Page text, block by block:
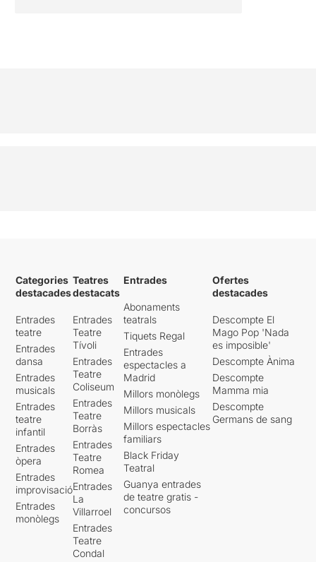
Categories
destacades
Entrades
teatre
Entrades
dansa
Entrades
musicals
Entrades
teatre
infantil
Entrades
òpera
Entrades
improvisació
Entrades
monòlegs
Teatres
destacats
Entrades
Teatre
Tívoli
Entrades
Teatre
Coliseum
Entrades
Teatre
Borràs
Entrades
Teatre
Romea
Entrades
La
Villarroel
Entrades
Teatre
Condal
Entrades
Abonaments
teatrals
Tiquets Regal
Entrades
espectacles a
Madrid
Millors monòlegs
Millors musicals
Millors espectacles
familiars
Black Friday
Teatral
Guanya entrades
de teatre gratis -
concursos
Ofertes
destacades
Descompte El
Mago Pop 'Nada
es imposible'
Descompte Ànima
Descompte
Mamma mia
Descompte
Germans de sang